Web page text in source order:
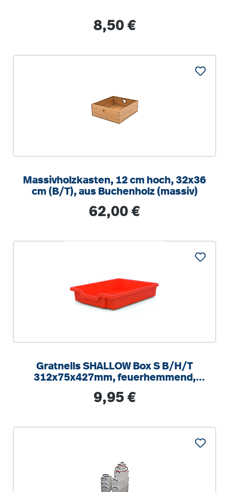
Regulärer Preis:
8,50 €
Massivholzkasten, 12 cm hoch, 32x36
cm (B/T), aus Buchenholz (massiv)
Regulärer Preis:
62,00 €
Gratnells SHALLOW Box S B/H/T
312x75x427mm, feuerhemmend,
Regulärer Preis:
9,95 €